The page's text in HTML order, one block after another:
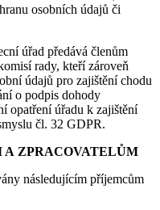
osobních údajů či
úřad předává členům
rady, kteří zároveň
údajů pro zajištění chodu
o podpis dohody
opatření úřadu k zajištění
čl. 32 GDPR.
ZPRACOVATELŮM
následujícím příjemcům